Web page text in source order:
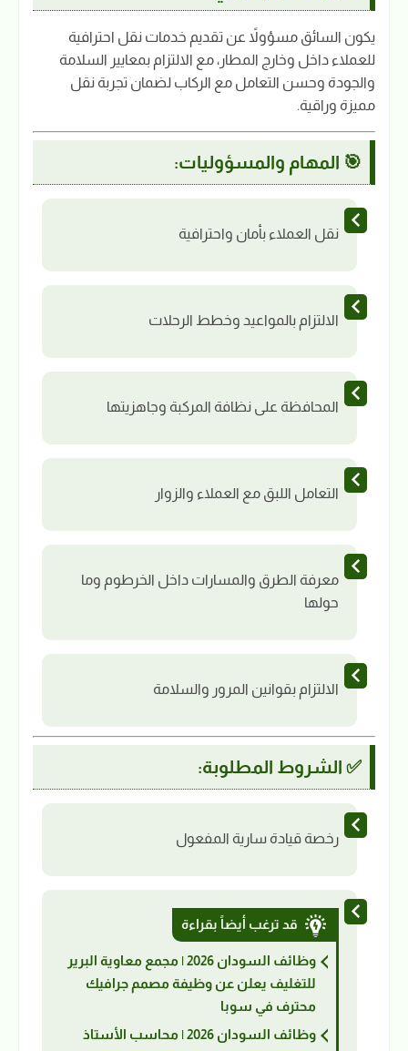
يكون السائق مسؤولاً عن تقديم خدمات نقل احترافية
للعملاء داخل وخارج المطار، مع الالتزام بمعايير السلامة
والجودة وحسن التعامل مع الركاب لضمان تجربة نقل
مميزة وراقية.
🎯 المهام والمسؤوليات:
نقل العملاء بأمان واحترافية
الالتزام بالمواعيد وخطط الرحلات
المحافظة على نظافة المركبة وجاهزيتها
التعامل اللبق مع العملاء والزوار
معرفة الطرق والمسارات داخل الخرطوم وما
حولها
الالتزام بقوانين المرور والسلامة
✅ الشروط المطلوبة:
رخصة قيادة سارية المفعول
قد ترغب أيضاً بقراءة
وظائف السودان 2026 | مجمع معاوية البرير
للتغليف يعلن عن وظيفة مصمم جرافيك
محترف في سوبا
وظائف السودان 2026 | محاسب الأستاذ